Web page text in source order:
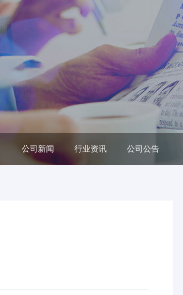
公司新闻 行业资讯 公司公告